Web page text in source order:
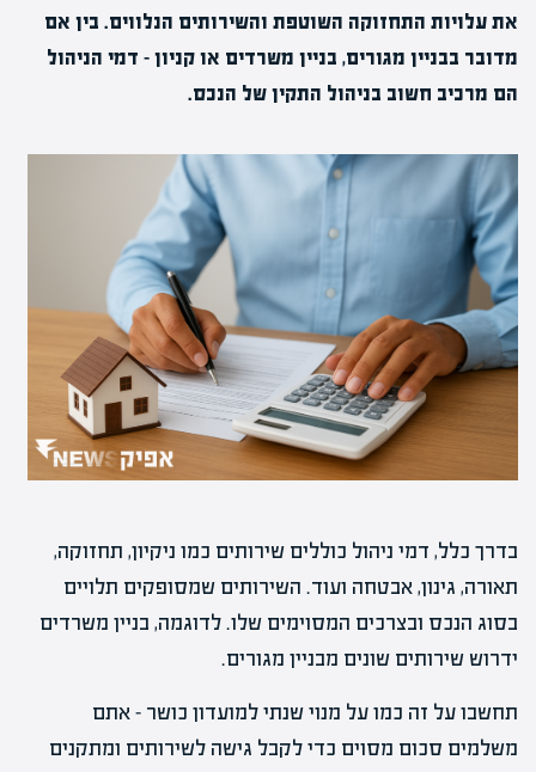
את עלויות התחזוקה השוטפת והשירותים הנלווים. בין אם
מדובר בבניין מגורים, בניין משרדים או קניון – דמי הניהול
הם מרכיב חשוב בניהול התקין של הנכס.
בדרך כלל, דמי ניהול כוללים שירותים כמו ניקיון, תחזוקה,
תאורה, גינון, אבטחה ועוד. השירותים שמסופקים תלויים
בסוג הנכס ובצרכים המסוימים שלו. לדוגמה, בניין משרדים
ידרוש שירותים שונים מבניין מגורים.
תחשבו על זה כמו על מנוי שנתי למועדון כושר – אתם
משלמים סכום מסוים כדי לקבל גישה לשירותים ומתקנים